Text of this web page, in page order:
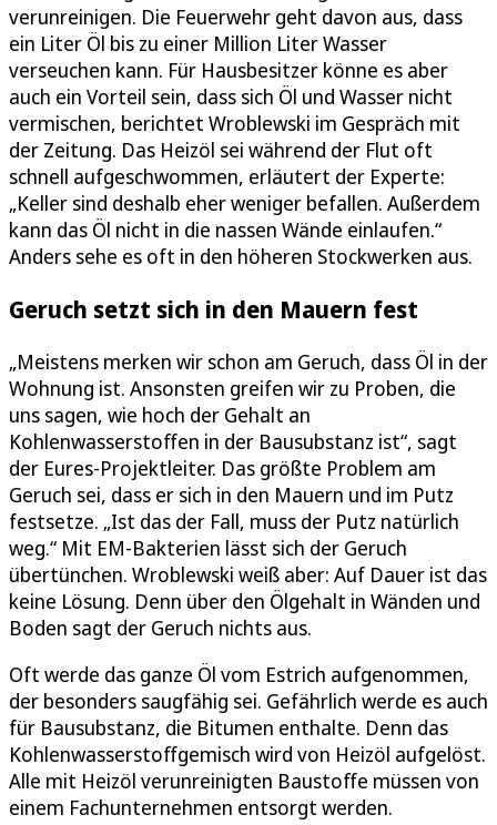
verunreinigen. Die Feuerwehr geht davon aus, dass
ein Liter Öl bis zu einer Million Liter Wasser
verseuchen kann. Für Hausbesitzer könne es aber
auch ein Vorteil sein, dass sich Öl und Wasser nicht
vermischen, berichtet Wroblewski im Gespräch mit
der Zeitung. Das Heizöl sei während der Flut oft
schnell aufgeschwommen, erläutert der Experte:
„Keller sind deshalb eher weniger befallen. Außerdem
kann das Öl nicht in die nassen Wände einlaufen.“
Anders sehe es oft in den höheren Stockwerken aus.
Geruch setzt sich in den Mauern fest
„Meistens merken wir schon am Geruch, dass Öl in der
Wohnung ist. Ansonsten greifen wir zu Proben, die
uns sagen, wie hoch der Gehalt an
Kohlenwasserstoffen in der Bausubstanz ist“, sagt
der Eures-Projektleiter. Das größte Problem am
Geruch sei, dass er sich in den Mauern und im Putz
festsetze. „Ist das der Fall, muss der Putz natürlich
weg.“ Mit EM-Bakterien lässt sich der Geruch
übertünchen. Wroblewski weiß aber: Auf Dauer ist das
keine Lösung. Denn über den Ölgehalt in Wänden und
Boden sagt der Geruch nichts aus.
Oft werde das ganze Öl vom Estrich aufgenommen,
der besonders saugfähig sei. Gefährlich werde es auch
für Bausubstanz, die Bitumen enthalte. Denn das
Kohlenwasserstoffgemisch wird von Heizöl aufgelöst.
Alle mit Heizöl verunreinigten Baustoffe müssen von
einem Fachunternehmen entsorgt werden.